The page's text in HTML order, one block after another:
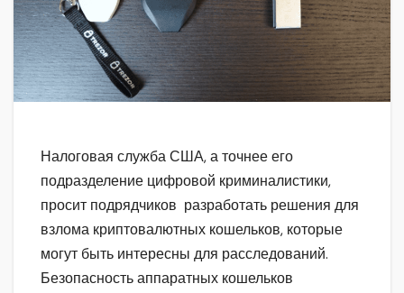
Налоговая служба США, а точнее его
подразделение цифровой криминалистики,
просит подрядчиков разработать решения для
взлома криптовалютных кошельков, которые
могут быть интересны для расследований.
Безопасность аппаратных кошельков